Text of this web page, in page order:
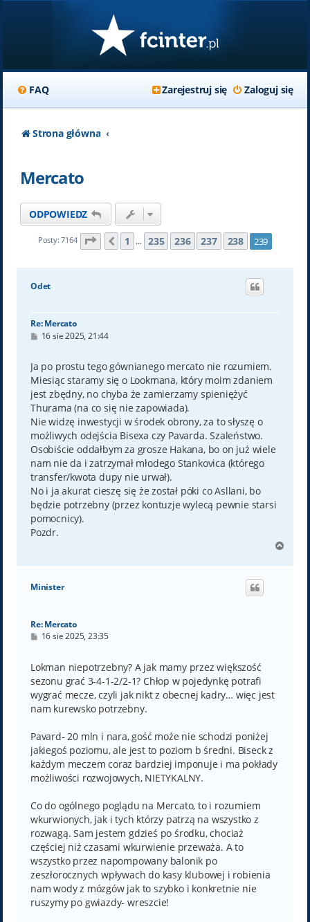
FAQ Zaloguj się
Zarejestruj się
Strona główna
Mercato
ODPOWIEDZ
Posty: 7164 Strona 239 z239
Poprzednia
1 … 235 236 237 238 239
Odet
Re: Mercato
P16 sie 2025, 21:44
Ja po prostu tego gównianego mercato nie rozumiem.
Miesiąc staramy się o Lookmana, który moim zdaniem
jest zbędny, no chyba że zamierzamy spieniężyć
Thurama (na co się nie zapowiada).
Nie widzę inwestycji w środek obrony, za to słyszę o
możliwych odejścia Bisexa czy Pavarda. Szaleństwo.
Osobiście oddałbym za grosze Hakana, bo on już wiele
nam nie da i zatrzymał młodego Stankovica (którego
transfer/kwota dupy nie urwał).
No i ja akurat cieszę się że został póki co Asllani, bo
będzie potrzebny (przez kontuzje wylecą pewnie starsi
pomocnicy).
Pozdr.
g
Minister
Re: Mercato
P
t
16 sie 2025, 23:35
Lokman niepotrzebny? A jak mamy przez większość
sezonu grać 3-4-1-2/2-1? Chłop w pojedynkę potrafi
wygrać mecze, czyli jak nikt z obecnej kadry… więc jest
nam kurewsko potrzebny.
Pavard- 20 mln i nara, gość może nie schodzi poniżej
jakiegoś poziomu, ale jest to poziom b średni. Biseck z
każdym meczem coraz bardziej imponuje i ma pokłady
możliwości rozwojowych, NIETYKALNY.
Co do ogólnego poglądu na Mercato, to i rozumiem
wkurwionych, jak i tych którzy patrzą na wszystko z
rozwagą. Sam jestem gdzieś po środku, chociaż
częściej niż czasami wkurwienie przeważa. A to
wszystko przez napompowany balonik po
zeszłorocznych wpływach do kasy klubowej i robienia
nam wody z mózgów jak to szybko i konkretnie nie
ruszymy po gwiazdy- wreszcie!